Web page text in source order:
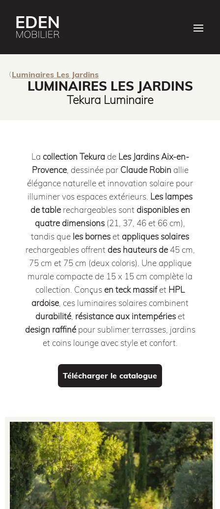
Luminaires Les Jardins
LUMINAIRES LES JARDINS
Tekura Luminaire
La collection Tekurade Les Jardins Aix-en-
Provence, dessinée par Claude Robin allie
élégance naturelle et innovation solaire pour
illuminer vos espaces extérieurs. Les lampes
de tablerechargeables sont disponibles en
quatre dimensions (21, 37, 46 et 66 cm),
tandis que les bornes et appliques solaires
rechargeables offrent des hauteurs de45 cm,
75 cm et 75 cm (deux coloris). Une applique
murale compacte de 15 x 15 cm complète la
collection. Conçus en teck massifet HPL
ardoise , ces luminaires solaires combinent
durabilité, résistance aux intempérieset
design raffinépour sublimer terrasses, jardins
et coins lounge avec style et confort.
Télécharger le catalogue